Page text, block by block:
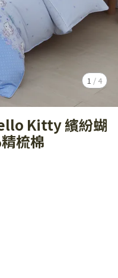
1 / 4
Kitty 繽紛蝴
梳棉